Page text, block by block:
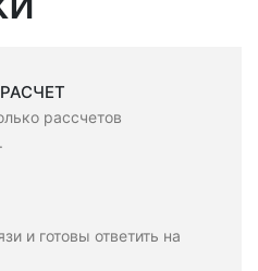
рассчетов
и готовы ответить на